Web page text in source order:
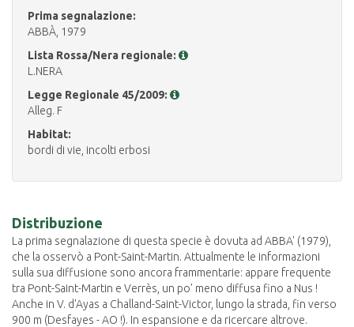
Prima segnalazione:
ABBÀ, 1979
Lista Rossa/Nera regionale:
L.NERA
Legge Regionale 45/2009:
Alleg. F
Habitat:
bordi di vie, incolti erbosi
Distribuzione
La prima segnalazione di questa specie è dovuta ad ABBA' (1979),
che la osservò a Pont-Saint-Martin. Attualmente le informazioni
sulla sua diffusione sono ancora frammentarie: appare frequente
tra Pont-Saint-Martin e Verrès, un po' meno diffusa fino a Nus !
Anche in V. d'Ayas a Challand-Saint-Victor, lungo la strada, fin verso
900 m (Desfayes - AO !). In espansione e da ricercare altrove.